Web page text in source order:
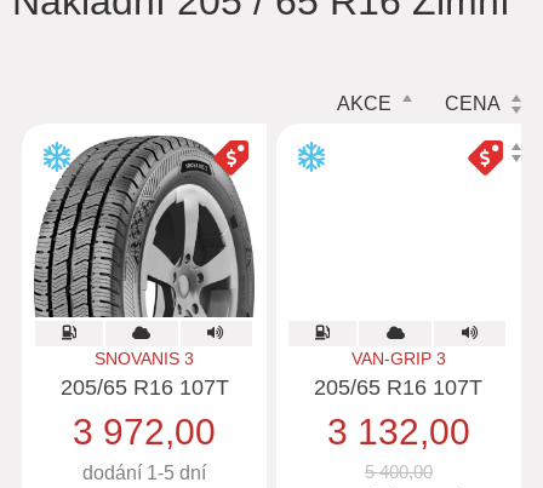
AKCE CENA
ZNAČKA
SNOVANIS 3
205/65 R16 107T
3 972,00
dodání 1-5 dní
VAN-GRIP 3
205/65 R16 107T
3 132,00
5 400,00